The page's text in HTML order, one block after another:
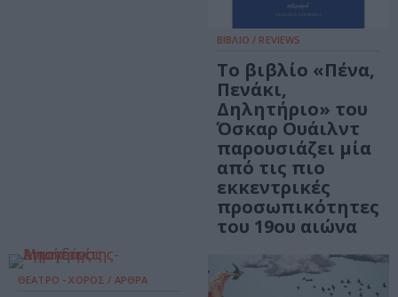
ΒΙΒΛΙΟ / REVIEWS
Το βιβλίο «Πένα,
Πενάκι,
Δηλητήριο» του
Όσκαρ Ουάιλντ
παρουσιάζει μία
από τις πιο
εκκεντρικές
προσωπικότητες
του 19ου αιώνα
ΘΕΑΤΡΟ - ΧΟΡΟΣ / ΑΡΘΡΑ